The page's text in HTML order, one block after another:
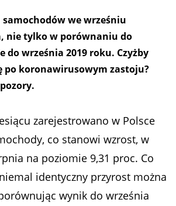
samochodów we wrześniu
nie tylko w porównaniu do
do września 2019 roku. Czyżby
po koronawirusowym zastoju?
zarejestrowano w Polsce
co stanowi wzrost, w
na poziomie 9,31 proc. Co
identyczny przyrost można
wynik do września